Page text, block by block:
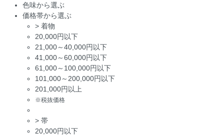
色味から選ぶ
価格帯から選ぶ
> 着物
20,000円以下
21,000～40,000円以下
41,000～60,000円以下
61,000～100,000円以下
101,000～200,000円以下
201,000円以上
※税抜価格
> 帯
20,000円以下